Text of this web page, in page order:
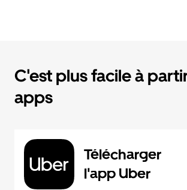
C'est plus facile à
apps
Télécharger
l'app Uber